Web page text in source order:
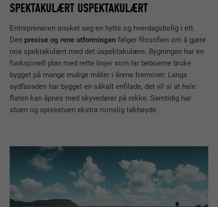
SPEKTAKULÆRT USPEKTAKULÆRT
Entreprenøren ønsket seg en hytte og hverdagsbolig i ett.
Den presise og rene utformingen følger filosofien om å gjøre
noe spektakulært med det uspektakulære. Bygningen har en
funksjonell plan med rette linjer som lar beboerne bruke
bygget på mange mulige måter i årene fremover. Langs
sydfasaden har bygget en såkalt enfilade, det vil si at hele
flaten kan åpnes med skyvedører på rekke. Samtidig har
stuen og spisestuen ekstra romslig takhøyde.